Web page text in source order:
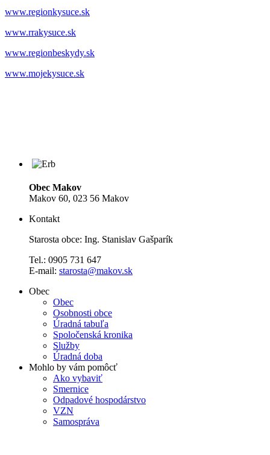
www.regionkysuce.sk
www.rrakysuce.sk
www.regionbeskydy.sk
www.mojekysuce.sk
Obec Makov
Makov 60, 023 56 Makov
Kontakt
Starosta obce: Ing. Stanislav Gašparík
Tel.: 0905 731 647
E-mail: starosta@makov.sk
Obec
Obec
Osobnosti obce
Úradná tabuľa
Spoločenská kronika
Služby
Úradná doba
Mohlo by vám pomôcť
Ako vybaviť
Smernice
Odpadové hospodárstvo
VZN
Samospráva